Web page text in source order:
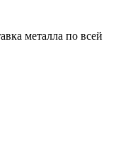
металла по всей